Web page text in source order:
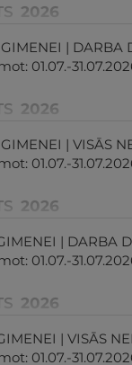
2026
| DARBA
01.07.-
2026
| VISĀS
01.07.-
2026
| DARBA
01.07.-
2026
| VISĀS
01.07.-